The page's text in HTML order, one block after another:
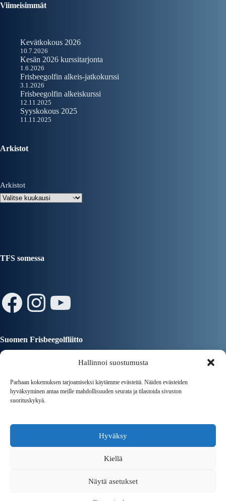
Hallinnoi suostumusta
Parhaan kokemuksen tarjoamiseksi käytämme evästeitä. Näiden evästeiden
hyväksyminen antaa meille mahdollisuuden seurata ja tilastoida sivuston
suorituskykyä.
Hyväksy
Kiellä
Näytä asetukset
Viimeisimmät
Kevätkokous 2026
10.7.2026
Kesän 2026 kurssitarjonta
1.6.2026
Frisbeegolfin alkeis-jatkokurssi
3.1.2026
Frisbeegolfin alkeiskurssi
12.11.2025
Syyskokous 2025
11.11.2025
Arkistot
Arkistot
TFS somessa
Facebook
Instagram
YouTube
Suomen Frisbeegolfliitto
Tampereen Kaupunki